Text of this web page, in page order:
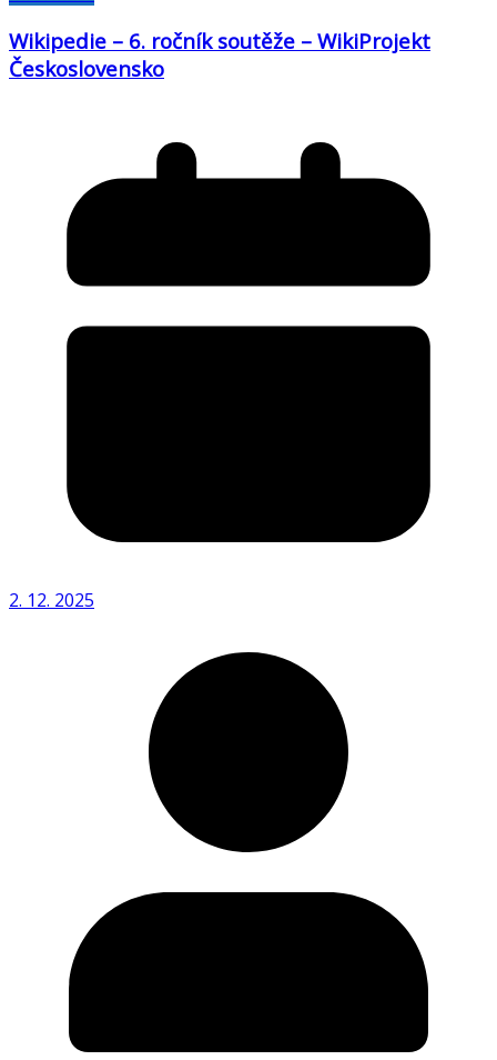
Wikipedie – 6. ročník soutěže – WikiProjekt
Československo
2. 12. 2025